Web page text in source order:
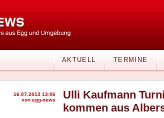
AKTUELL TERMINE
16.07.2013 13:06
von egg-news
Ulli Kaufmann
kommen aus